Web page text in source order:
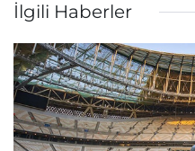
İlgili Haberler